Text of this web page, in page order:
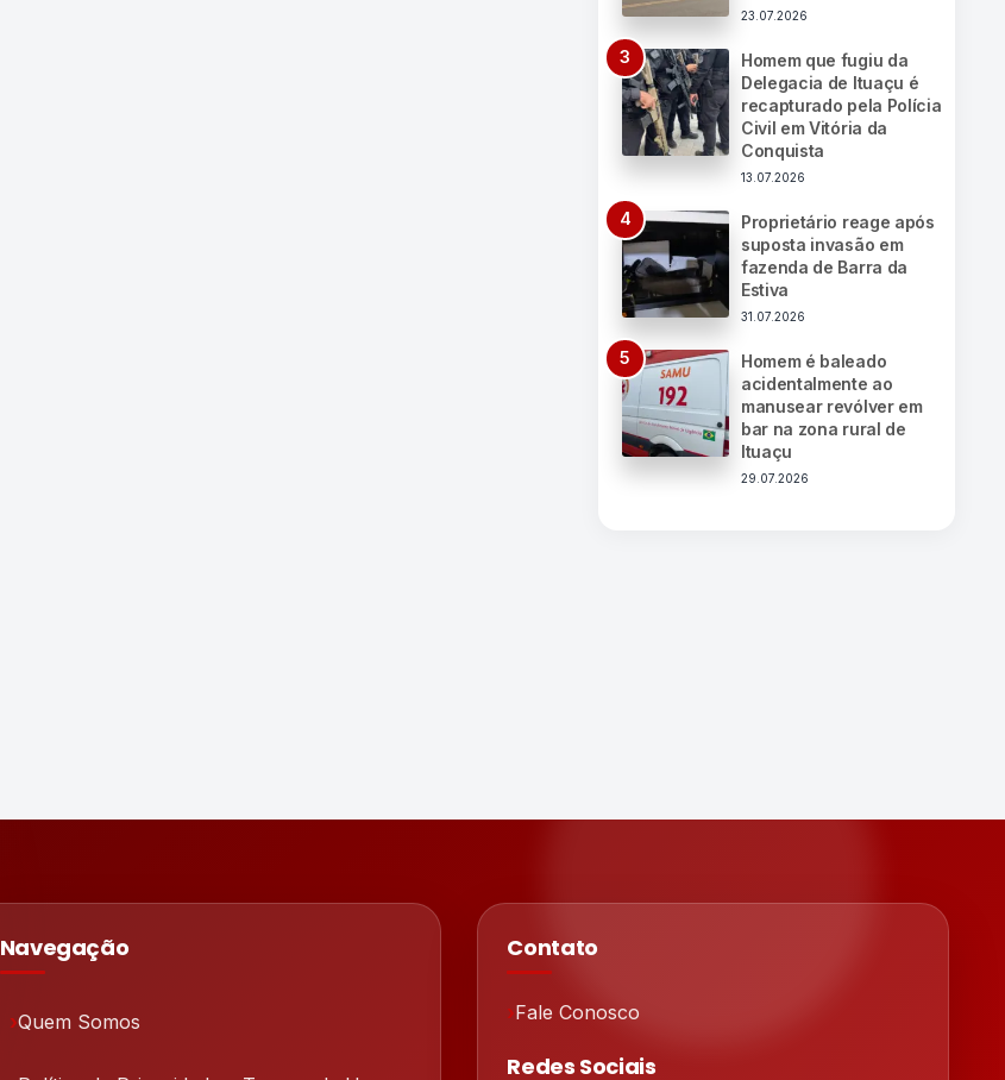
23.07.2026
Homem que fugiu da
Delegacia de Ituaçu é
recapturado pela Polícia
Civil em Vitória da
Conquista
13.07.2026
Proprietário reage após
suposta invasão em
fazenda de Barra da
Estiva
31.07.2026
Homem é baleado
acidentalmente ao
manusear revólver em
bar na zona rural de
Ituaçu
29.07.2026
Navegação
Quem Somos
Contato
Fale Conosco
Redes Sociais